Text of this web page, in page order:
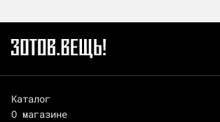
Каталог
О магазине